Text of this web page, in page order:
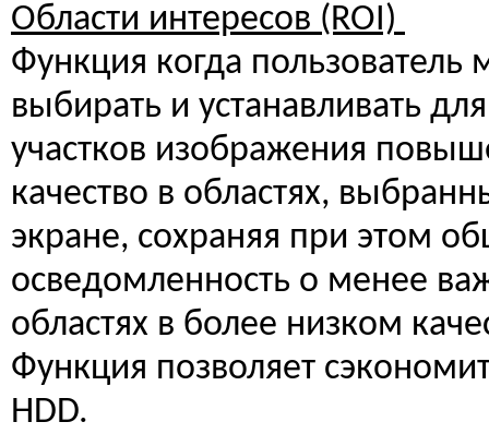
Области интересов (ROI)
Функция когда пользователь
выбирать и устанавливать
участков изображения
качество в областях,
экране, сохраняя при этом
осведомленность о менее
областях в более низком
Функция позволяет
HDD.